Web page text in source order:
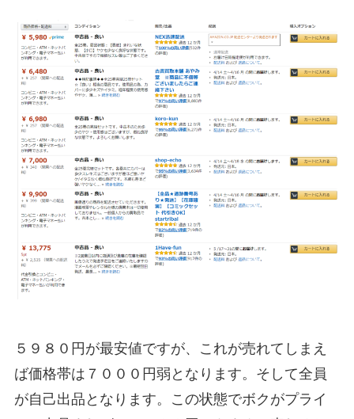
５９８０円が最安値ですが、これが売れてしまえ
ば価格帯は７０００円弱となります。そして全員
が自己出品となります。この状態でボクがプライ